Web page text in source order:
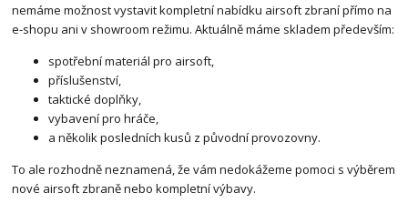
nemáme možnost vystavit kompletní nabídku airsoft zbraní přímo na
e-shopu ani v showroom režimu. Aktuálně máme skladem především:
spotřební materiál pro airsoft,
příslušenství,
taktické doplňky,
vybavení pro hráče,
a několik posledních kusů z původní provozovny.
To ale rozhodně neznamená, že vám nedokážeme pomoci s výběrem
nové airsoft zbraně nebo kompletní výbavy.